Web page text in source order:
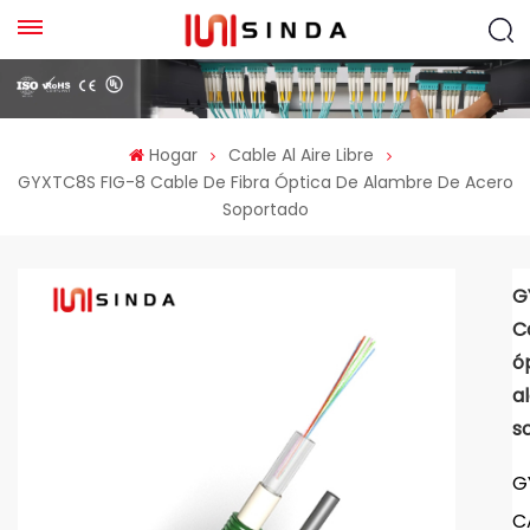
Hogar
Cable Al Aire Libre
GYXTC8S FIG-8 Cable De Fibra Óptica De Alambre De Acero
Soportado